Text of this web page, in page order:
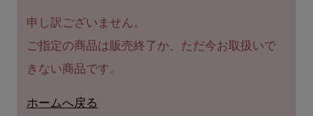
申し訳ございません。
ご指定の商品は販売終了か、ただ今お取扱いで
きない商品です。
ホームへ戻る